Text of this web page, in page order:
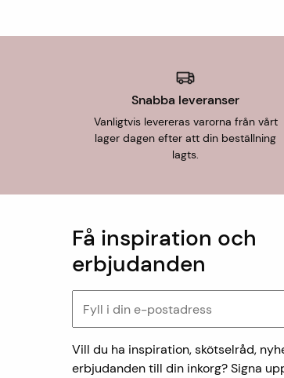
Snabba leveranser
Vanligtvis levereras varorna från vårt
lager dagen efter att din beställning
lagts.
Få inspiration och
erbjudanden
Vill du ha inspiration, skötselråd,
erbjudanden till din inkorg? Signa